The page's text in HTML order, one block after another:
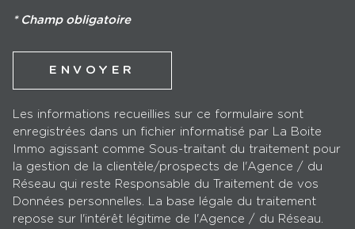
* Champ obligatoire
ENVOYER
Les informations recueillies sur ce formulaire sont
enregistrées dans un fichier informatisé par La Boite
Immo agissant comme Sous-traitant du traitement pour
la gestion de la clientèle/prospects de l'Agence / du
Réseau qui reste Responsable du Traitement de vos
Données personnelles. La base légale du traitement
repose sur l'intérêt légitime de l'Agence / du Réseau.